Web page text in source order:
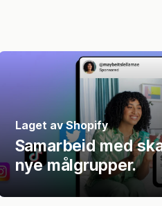
Laget av Shopify
Samarbeid med
nye målgrupper.